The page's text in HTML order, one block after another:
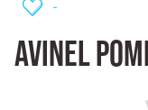
Avinel
-